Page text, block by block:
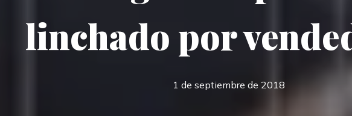
linchado por
1 de septiembre de 2018